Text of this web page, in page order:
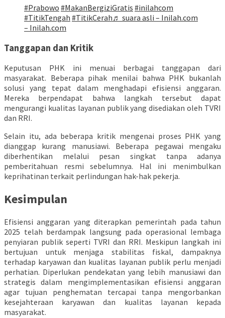
#Prabowo #MakanBergiziGratis #inilahcom
#TitikTengah #TitikCerah♬ suara asli – Inilah.com
– Inilah.com
Tanggapan dan Kritik
Keputusan PHK ini menuai berbagai tanggapan dari
masyarakat. Beberapa pihak menilai bahwa PHK bukanlah
solusi yang tepat dalam menghadapi efisiensi anggaran.
Mereka berpendapat bahwa langkah tersebut dapat
mengurangi kualitas layanan publik yang disediakan oleh TVRI
dan RRI.
Selain itu, ada beberapa kritik mengenai proses PHK yang
dianggap kurang manusiawi. Beberapa pegawai mengaku
diberhentikan melalui pesan singkat tanpa adanya
pemberitahuan resmi sebelumnya. Hal ini menimbulkan
keprihatinan terkait perlindungan hak-hak pekerja.
Kesimpulan
Efisiensi anggaran yang diterapkan pemerintah pada tahun
2025 telah berdampak langsung pada operasional lembaga
penyiaran publik seperti TVRI dan RRI. Meskipun langkah ini
bertujuan untuk menjaga stabilitas fiskal, dampaknya
terhadap karyawan dan kualitas layanan publik perlu menjadi
perhatian. Diperlukan pendekatan yang lebih manusiawi dan
strategis dalam mengimplementasikan efisiensi anggaran
agar tujuan penghematan tercapai tanpa mengorbankan
kesejahteraan karyawan dan kualitas layanan kepada
masyarakat.